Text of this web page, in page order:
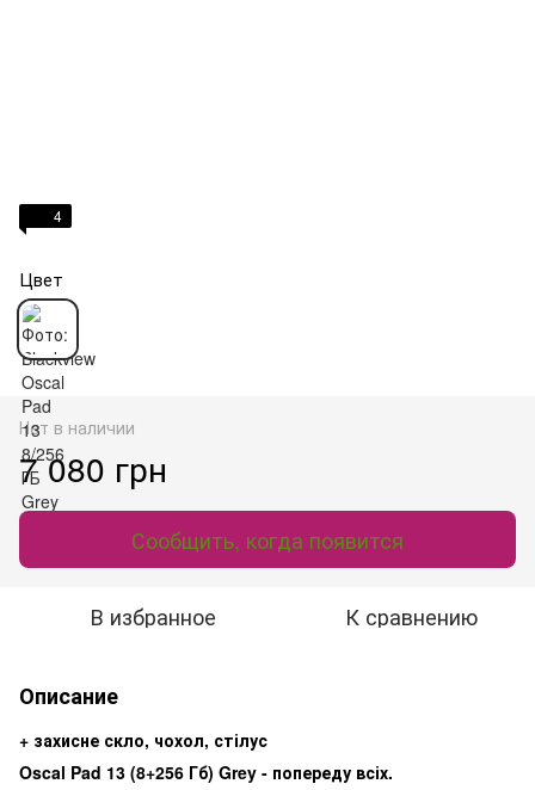
4
Цвет
Нет в наличии
7 080 грн
Сообщить, когда появится
В избранное К сравнению
Описание
+ захисне скло, чохол, стілус
Oscal Pad 13 (8+256 Гб) Grey - попереду всіх.